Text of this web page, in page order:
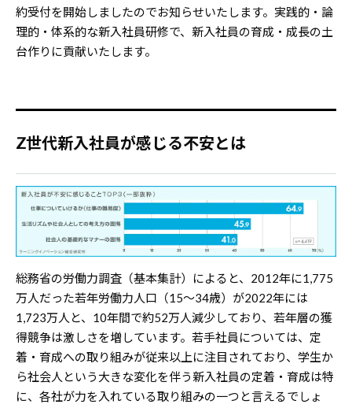
約受付を開始しましたのでお知らせいたします。実践的・論
理的・体系的な新入社員研修で、新入社員の育成・成長の土
台作りに貢献いたします。
Z世代新入社員が感じる不安とは
総務省の労働力調査（基本集計）によると、2012年に1,775
万人だった若年労働力人口（15～34歳）が2022年には
1,723万人と、10年間で約52万人減少しており、若年層の獲
得競争は激しさを増しています。若手社員については、定
着・育成への取り組みが従来以上に注目されており、学生か
ら社会人という大きな変化を伴う新入社員の定着・育成は特
に、各社が力を入れている取り組みの一つと言えるでしょ